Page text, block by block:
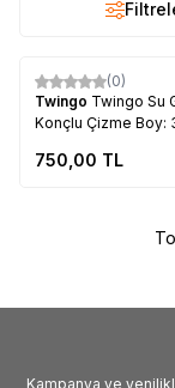
(0)
Twingo Twingo Su
Konçlu Çizme Boy:
750,00 TL
Kampanya ve